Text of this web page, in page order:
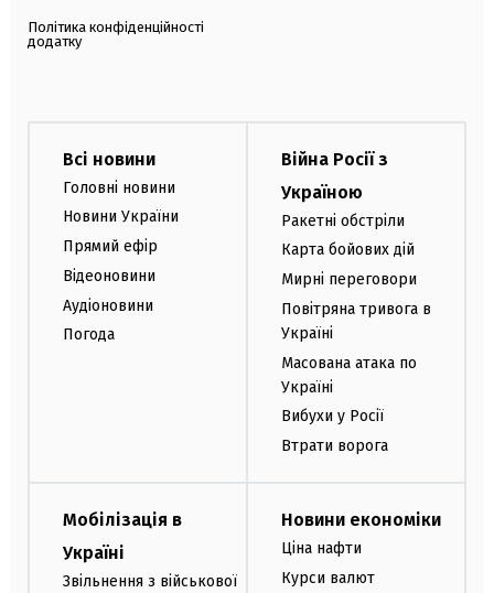
Політика конфіденційності
додатку
Всі новини
Головні новини
Новини України
Прямий ефір
Відеоновини
Аудіоновини
Погода
Війна Росії з
Україною
Ракетні обстріли
Карта бойових дій
Мирні переговори
Повітряна тривога в
Україні
Масована атака по
Україні
Вибухи у Росії
Втрати ворога
Мобілізація в
Україні
Звільнення з військової
Новини економіки
Ціна нафти
Курси валют